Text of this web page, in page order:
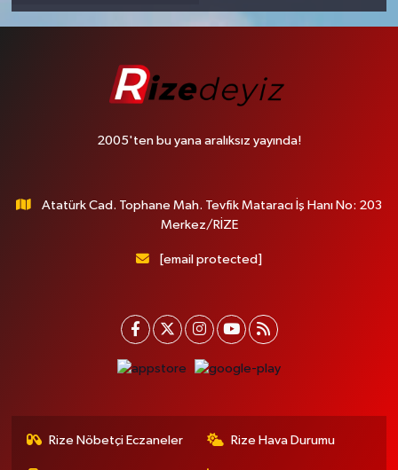
2005'ten bu yana aralıksız yayında!
Atatürk Cad. Tophane Mah. Tevfik Mataracı İş Hanı No: 203
Merkez/RİZE
[email protected]
Rize Nöbetçi Eczaneler Rize Hava Durumu